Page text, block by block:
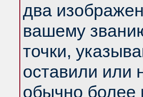
два
вашему
точки,
оставили или
обычно более